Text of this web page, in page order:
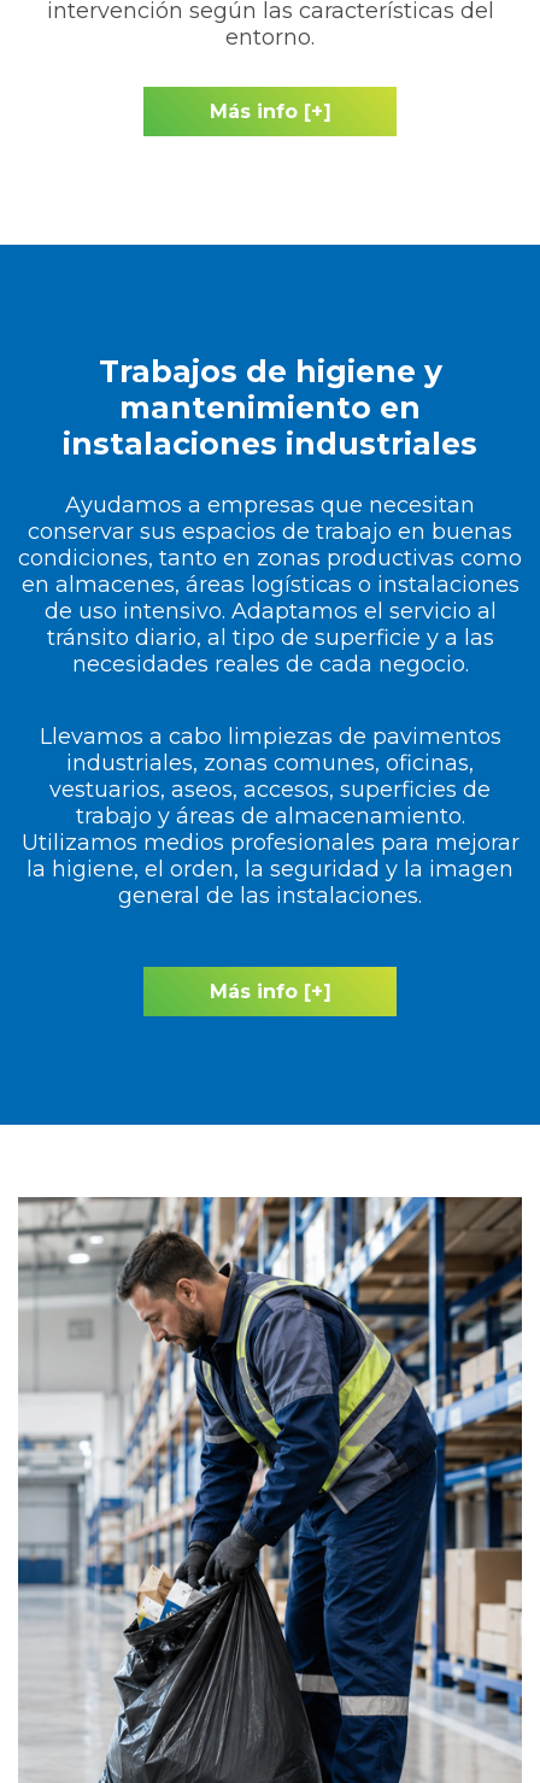
intervención según las características del
entorno.
Más info [+]
Trabajos de higiene y
mantenimiento en
instalaciones industriales
Ayudamos a empresas que necesitan
conservar sus espacios de trabajo en buenas
condiciones, tanto en zonas productivas como
en almacenes, áreas logísticas o instalaciones
de uso intensivo. Adaptamos el servicio al
tránsito diario, al tipo de superficie y a las
necesidades reales de cada negocio.
Llevamos a cabo limpiezas de pavimentos
industriales, zonas comunes, oficinas,
vestuarios, aseos, accesos, superficies de
trabajo y áreas de almacenamiento.
Utilizamos medios profesionales para mejorar
la higiene, el orden, la seguridad y la imagen
general de las instalaciones.
Más info [+]